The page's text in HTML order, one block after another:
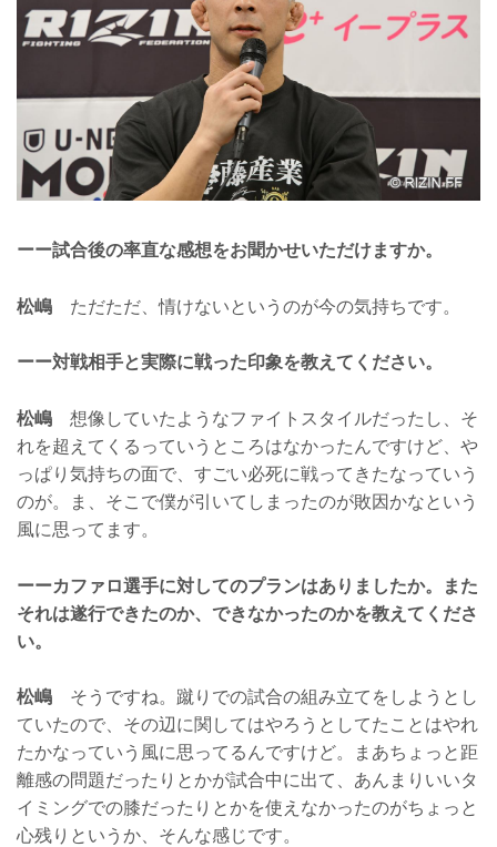
ーー試合後の率直な感想をお聞かせいただけますか。
松嶋 ただただ、情けないというのが今の気持ちです。
ーー対戦相手と実際に戦った印象を教えてください。
松嶋 想像していたようなファイトスタイルだったし、そ
れを超えてくるっていうところはなかったんですけど、や
っぱり気持ちの面で、すごい必死に戦ってきたなっていう
のが。ま、そこで僕が引いてしまったのが敗因かなという
風に思ってます。
ーーカファロ選手に対してのプランはありましたか。また
それは遂行できたのか、できなかったのかを教えてくださ
い。
松嶋 そうですね。蹴りでの試合の組み立てをしようとし
ていたので、その辺に関してはやろうとしてたことはやれ
たかなっていう風に思ってるんですけど。まあちょっと距
離感の問題だったりとかが試合中に出て、あんまりいいタ
イミングでの膝だったりとかを使えなかったのがちょっと
心残りというか、そんな感じです。